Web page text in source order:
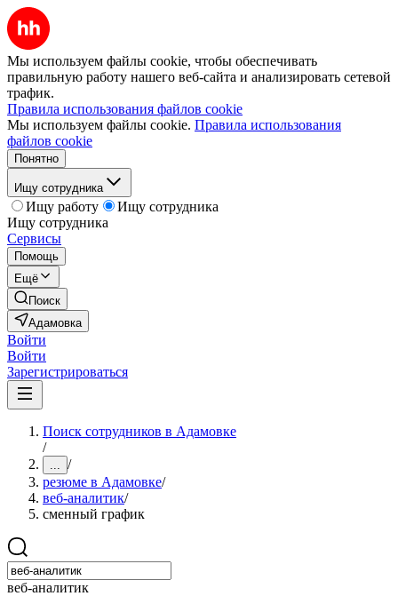
Мы используем файлы cookie, чтобы обеспечивать
правильную работу нашего веб-сайта и анализировать сетевой
трафик.
Правила использования файлов cookie
Мы используем файлы cookie. Правила использования
файлов cookie
Понятно
Ищу сотрудника
Ищу работу
Ищу сотрудника
Ищу сотрудника
Сервисы
Помощь
Ещё
Поиск
Адамовка
Войти
Войти
Зарегистрироваться
Поиск сотрудников в Адамовке
/
... /
резюме в Адамовке/
веб-аналитик/
сменный график
веб-аналитик